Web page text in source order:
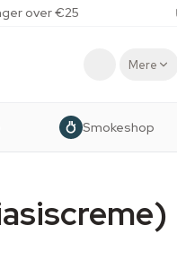
over €25
Mere
Smokeshop